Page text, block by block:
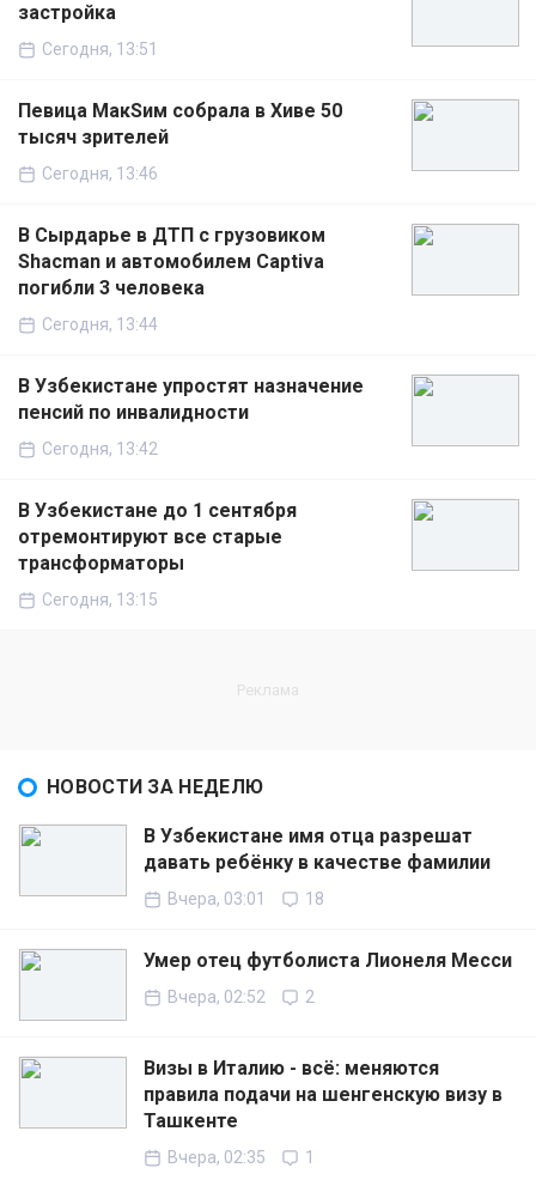
застройка
Сегодня, 13:51
Певица МакSим собрала в Хиве 50
тысяч зрителей
Сегодня, 13:46
В Сырдарье в ДТП с грузовиком
Shacman и автомобилем Captiva
погибли 3 человека
Сегодня, 13:44
В Узбекистане упростят назначение
пенсий по инвалидности
Сегодня, 13:42
В Узбекистане до 1 сентября
отремонтируют все старые
трансформаторы
Сегодня, 13:15
НОВОСТИ ЗА НЕДЕЛЮ
В Узбекистане имя отца разрешат
давать ребёнку в качестве фамилии
Вчера, 03:01 18
Умер отец футболиста Лионеля Месси
Вчера, 02:52 2
Визы в Италию - всё: меняются
правила подачи на шенгенскую визу в
Ташкенте
Вчера, 02:35 1